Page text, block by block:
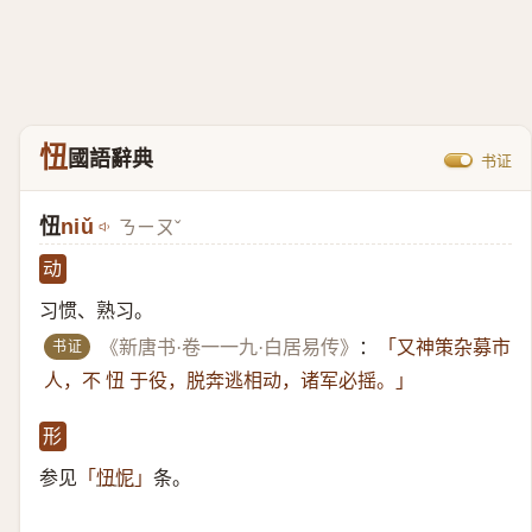
忸國語辭典 书证
忸niǔ ㄋㄧㄡˇ
动
习惯、熟习。
书证 《新唐书·卷一一九·白居易传》 ：
「又神策杂募市
人，不 忸 于役，脱奔逃相动，诸军必摇。」
形
参见 「 忸怩 」 条。